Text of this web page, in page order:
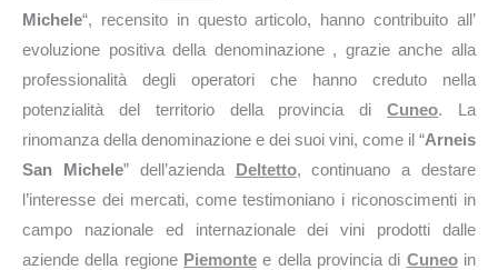
Michele“, recensito in questo articolo, hanno contribuito all’
evoluzione positiva della denominazione , grazie anche alla
professionalità degli operatori che hanno creduto nella
potenzialità del territorio della provincia diCuneo. La
rinomanza della denominazione e dei suoi vini, come il “Arneis
San Michele” dell’azienda Deltetto, continuano a destare
l’interesse dei mercati, come testimoniano i riconoscimenti in
campo nazionale ed internazionale dei vini prodotti dalle
aziende della regione Piemonte e della provincia di Cuneoin